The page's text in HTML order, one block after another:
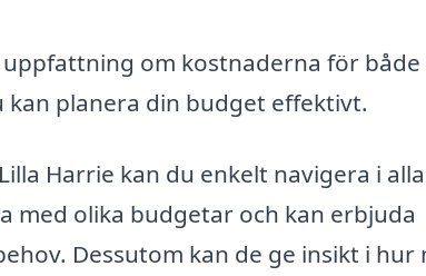
om kostnaderna för både
planera din budget effektivt.
Harrie kan du enkelt navigera i alla
med olika budgetar och kan erbjuda
Dessutom kan de ge insikt i hur